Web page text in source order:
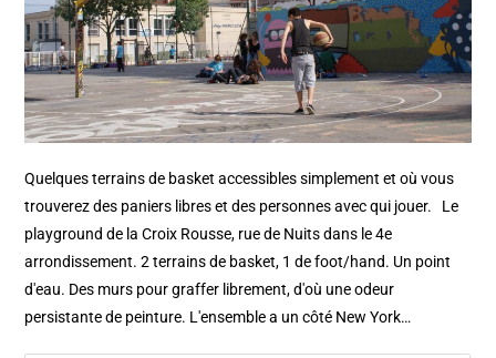
Quelques terrains de basket accessibles simplement et où vous
trouverez des paniers libres et des personnes avec qui jouer. Le
playground de la Croix Rousse, rue de Nuits dans le 4e
arrondissement. 2 terrains de basket, 1 de foot/hand. Un point
d'eau. Des murs pour graffer librement, d'où une odeur
persistante de peinture. L'ensemble a un côté New York…